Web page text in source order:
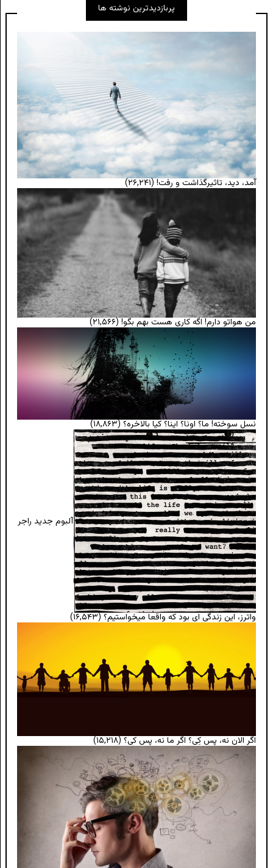
پربازدیدترین نوشته ها
آمد، دید، تاثیرگذاشت و رفت! (۲۶,۲۴۱)
من هواتو دارم! اگه کاری هست بهم بگو! (۲۱,۵۶۶)
نسل سوخته! ما؟ اونا؟ اینا؟ کیا بالاخره؟ (۱۸,۸۶۳)
آلبوم جدید راجر
واترز، این زندگی ای بود که واقعا میخواستیم؟ (۱۶,۵۴۳)
اگر الان نه، پس کِی؟ اگر ما نه، پس کی؟ (۱۵,۲۱۸)